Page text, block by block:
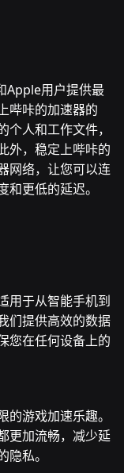
Apple用户提供最
哔咔的加速器的
人和工作文件，
外，稳定上哔咔的
网络，让您可以连
更低的延迟。
用于从智能手机到
们提供高效的数据
您在任何设备上的
游戏加速乐趣。
更加流畅，减少延
私。